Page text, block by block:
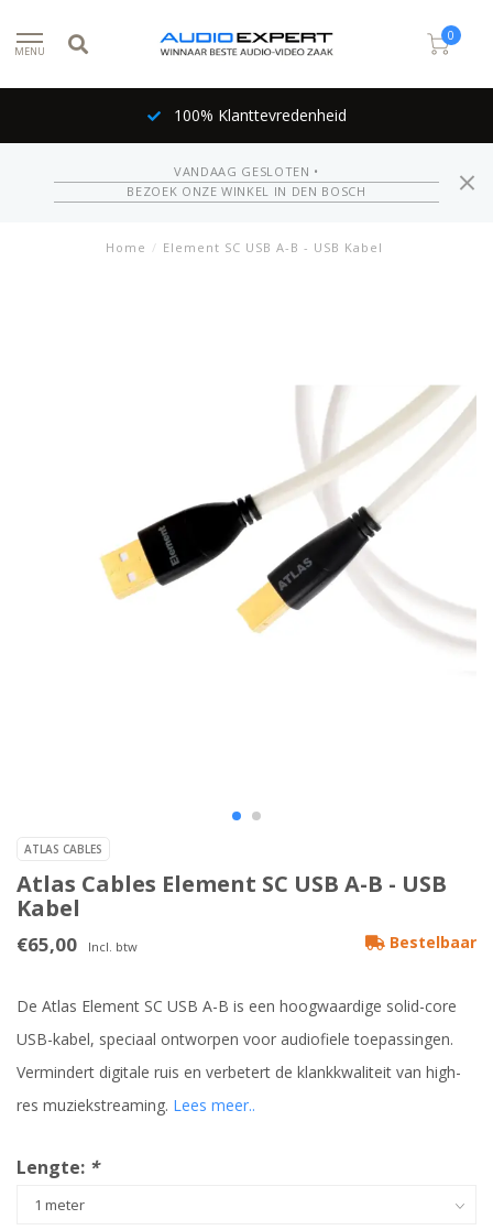
MENU
0
100% Klanttevredenheid
VANDAAG GESLOTEN •
BEZOEK ONZE WINKEL IN DEN BOSCH
Home / Element SC USB A-B - USB Kabel
ATLAS CABLES
Atlas Cables Element SC USB A-B - USB
Kabel
€65,00 Incl. btw Bestelbaar
De Atlas Element SC USB A-B is een hoogwaardige solid-core
USB-kabel, speciaal ontworpen voor audiofiele toepassingen.
Vermindert digitale ruis en verbetert de klankkwaliteit van high-
res muziekstreaming. Lees meer..
Lengte: *